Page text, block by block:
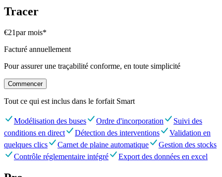
Tracer
€21par mois*
Facturé annuellement
Pour assurer une traçabilité conforme, en toute simplicité
Commencer
Tout ce qui est inclus dans le forfait Smart
Modélisation des buses Ordre d'incorporation
Suivi des
conditions en direct
Détection des interventions
Validation en
quelques clics
Carnet de plaine automatique
Gestion des stocks
Contrôle réglementaire intégré
Export des données en excel